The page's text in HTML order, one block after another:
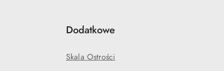
Dodatkowe
Skala Ostrości